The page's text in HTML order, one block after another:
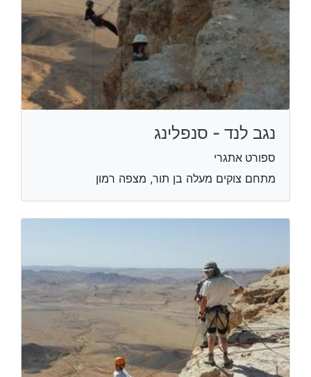
נגב לנד - סנפלינג
ספורט אתגרי
מתחם צוקים מעלה בן תור, מצפה רמון